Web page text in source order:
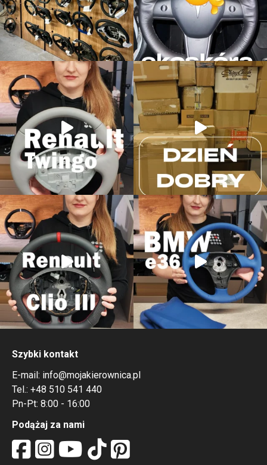
Szybki kontakt
E-mail: info@mojakierownica.pl
Tel.: +48 510 541 440
Pn-Pt: 8:00 - 16:00
Podążaj za nami